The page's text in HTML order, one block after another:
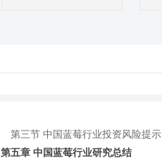
第三节 中国蓝莓行业投资风险提示
第五章 中国蓝莓行业研究总结